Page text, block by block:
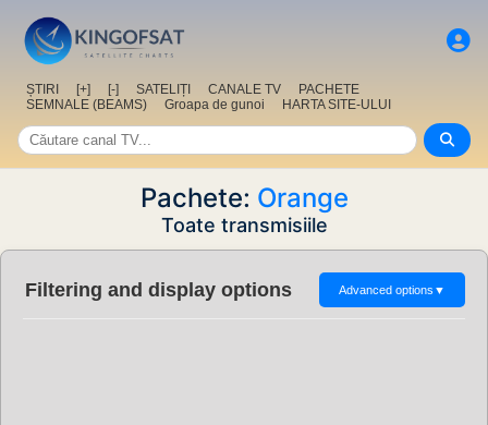
ȘTIRI [+] [-] SATELIȚI CANALE TV
PACHETE
SEMNALE (BEAMS)
Groapa de gunoi HARTA SITE-ULUI
Pachete: Orange
Toate transmisiile
Filtering and display options Advanced options ▼